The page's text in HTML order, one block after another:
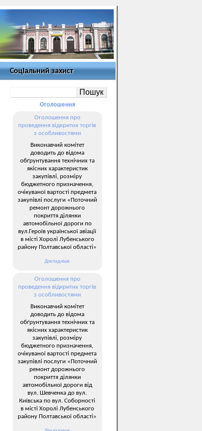
Соціальний захист
Оголошення
Оголошення про
проведення відкритих торгів
з особливостями
Виконавчий комітет
доводить до відома
обґрунтування технічних та
якісних характеристик
закупівлі, розміру
бюджетного призначення,
очікуваної вартості предмета
закупівлі послуги «Поточний
ремонт дорожнього
покриття ділянки
автомобільної дороги по
вул.Героїв української авіації
в місті Хоролі Лубенського
району Полтавської області»
Докладніше
Оголошення про
проведення відкритих торгів
з особливостями
Виконавчий комітет
доводить до відома
обґрунтування технічних та
якісних характеристик
закупівлі, розміру
бюджетного призначення,
очікуваної вартості предмета
закупівлі послуги «Поточний
ремонт дорожнього
покриття ділянки
автомобільної дороги від
вул. Шевченка до вул.
Київська по вул. Соборності
в місті Хоролі Лубенського
району Полтавської області»